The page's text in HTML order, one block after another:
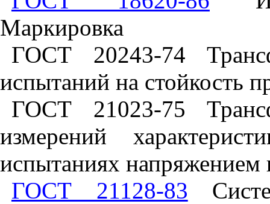
Маркировка
ГОСТ 20243-74
испытаний на стойкость
ГОСТ 21023-75
измерений
испытаниях
ГОСТ 21128-83